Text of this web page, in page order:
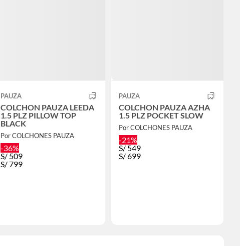
PAUZA
COLCHON PAUZA LEEDA
1.5 PLZ PILLOW TOP
BLACK
Por COLCHONES PAUZA
-36%
S/ 509
S/799
PAUZA
COLCHON PAUZA AZHA
1.5 PLZ POCKET SLOW
Por COLCHONES PAUZA
-21%
S/ 549
S/699